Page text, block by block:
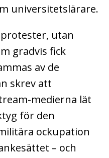
universitetslärare.
utan
gradvis fick
av de
skrev att
medierna lät
för den
ockupation
– och